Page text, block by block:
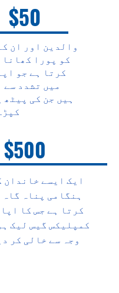
$50
والدین اور ان
کو پورا کھانا
کرتا ہے جو
میں تشدد سے
ہیں جن کی پیٹھ
$500
ایک ایسے خاندان
ہنگامی پناہ گاہ
کرتا ہے جس کا
کمپلیکس گیس لیک
وجہ سے خالی کر